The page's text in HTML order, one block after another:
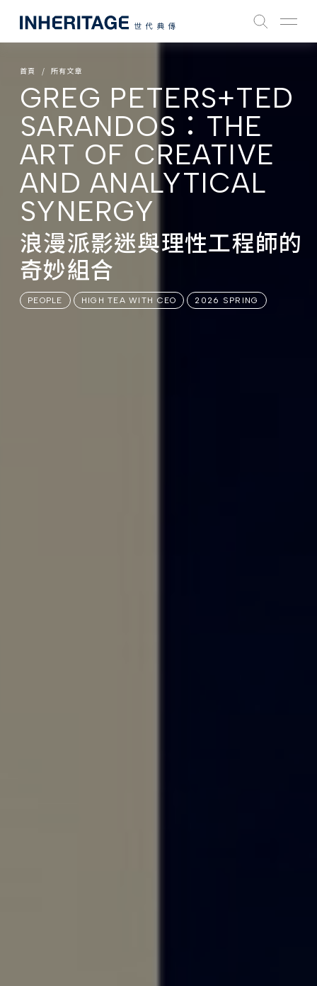
首頁 所有文章
GREG PETERS+TED
SARANDOS：THE
ART OF CREATIVE
AND ANALYTICAL
SYNERGY
浪漫派影迷與理性工程師的
奇妙組合
PEOPLE HIGH TEA WITH CEO 2026 SPRING